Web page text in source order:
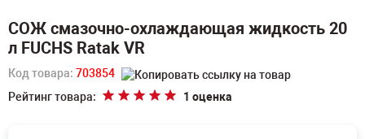
СОЖ смазочно-охлаждающая жидкость 20
л FUCHS Ratak VR
Код товара: 703854
Рейтинг товара:
1 оценка